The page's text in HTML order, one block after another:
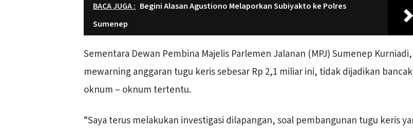
BACA JUGA : Begini Alasan Agustiono Melaporkan Subiyakto ke Polres
Sumenep
Sementara Dewan Pembina Majelis Parlemen Jalanan (MPJ) Sumenep Kurniadi,
mewarning anggaran tugu keris sebesar Rp 2,1 miliar ini, tidak dijadikan
oknum – oknum tertentu.
“Saya terus melakukan investigasi dilapangan, soal pembangunan tugu keris